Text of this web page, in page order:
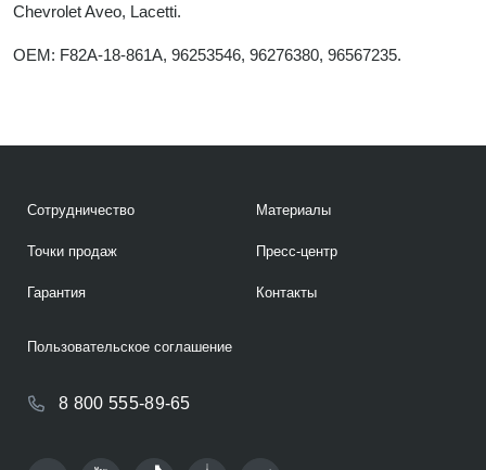
Chevrolet Aveo, Lacetti.
OEM: F82A-18-861A, 96253546, 96276380, 96567235.
Сотрудничество
Точки продаж
Гарантия
Материалы
Пресс-центр
Контакты
8 800 555-89-65
Пользовательское соглашение